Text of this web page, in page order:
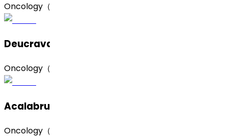
Oncology（肿瘤）
Deucravacitinib（‌氘可来昔替尼）
Oncology（肿瘤）
Acalabrutinib（阿卡替尼）
Oncology（肿瘤）